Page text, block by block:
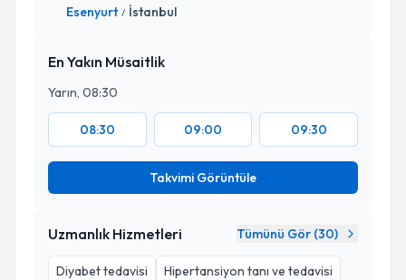
Esenyurt / İstanbul
En Yakın Müsaitlik
Yarın, 08:30
08:30 09:00 09:30
Takvimi Görüntüle
Uzmanlık Hizmetleri Tümünü Gör (30)
Diyabet tedavisi
Hipertansiyon tanı ve tedavisi